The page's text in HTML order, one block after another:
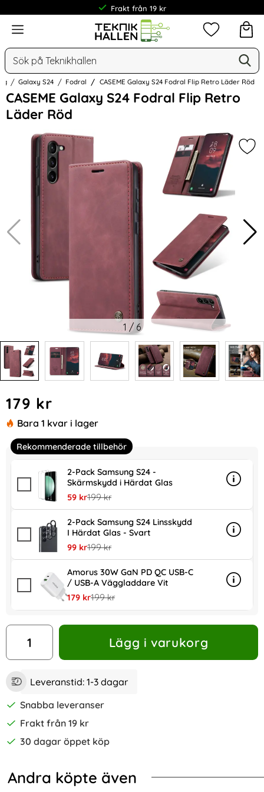
Frakt från 19 kr
Meny
Sök
Mina
Galaxy S24 Fodral CASEME Galaxy S24 Fodral Flip Retro Läder Röd
CASEME Galaxy S24 Fodral Flip Retro
Läder Röd
Hoppa
över
Bilder
1 / 6
pris
179 kr
Bara 1 kvar i lager
Rekommenderade tillbehör
2-Pack Samsung S24 -
Skärmskydd i Härdat Glas
rea pris
59 krtidigare pris
199 kr
Info
mer
2-Pack Samsung S24 Linsskydd
I Härdat Glas - Svart
rea pris
99 krtidigare pris
199 kr
Info
mer
Amorus 30W GaN PD QC USB-C
/ USB-A Väggladdare Vit
rea pris
179 krtidigare pris
199 kr
Info
mer
antal
Lägg i varukorg
Leveranstid: 1-3 dagar
Snabba leveranser
Frakt från 19 kr
30 dagar öppet köp
Andra köpte även